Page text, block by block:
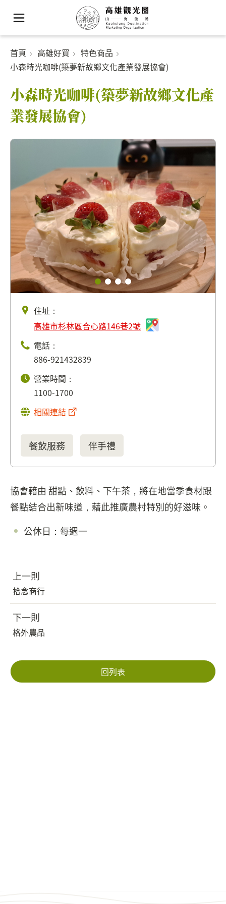
首頁 高雄好買
特色商品
小森時光咖啡(築夢新故鄉文化產業發展協會)
小森時光咖啡(築夢新故鄉文化產
業發展協會)
住址：
高雄市杉林區合心路146巷2號
電話：
886-921432839
營業時間：
1100-1700
相關連結
餐飲服務 伴手禮
協會藉由 甜點、飲料、下午茶，將在地當季食材跟
餐點結合出新味道，藉此推廣農村特別的好滋味。
公休日：每週一
上一則
拾念商行
下一則
格外農品
回列表